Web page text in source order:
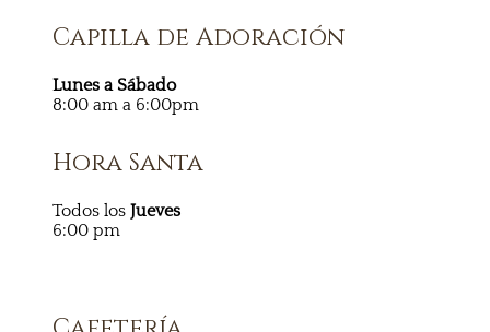
Capilla de Adoración
Lunes a Sábado
8:00 am a 6:00pm
Hora Santa
Todos los Jueves
6:00 pm